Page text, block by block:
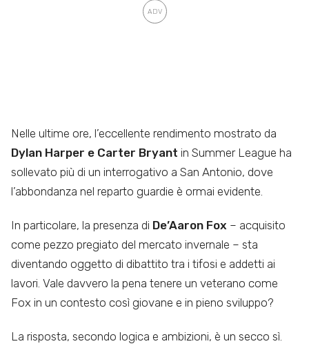
Nelle ultime ore, l’eccellente rendimento mostrato da
Dylan Harper e Carter Bryant in Summer League ha
sollevato più di un interrogativo a San Antonio, dove
l’abbondanza nel reparto guardie è ormai evidente.
In particolare, la presenza di De’Aaron Fox – acquisito
come pezzo pregiato del mercato invernale – sta
diventando oggetto di dibattito tra i tifosi e addetti ai
lavori. Vale davvero la pena tenere un veterano come
Fox in un contesto così giovane e in pieno sviluppo?
La risposta, secondo logica e ambizioni, è un secco sì.